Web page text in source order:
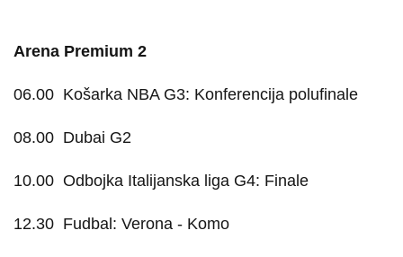
Arena Premium 2
06.00 Košarka NBA G3: Konferencija polufinale
08.00 Dubai G2
10.00 Odbojka Italijanska liga G4: Finale
12.30 Fudbal: Verona - Komo